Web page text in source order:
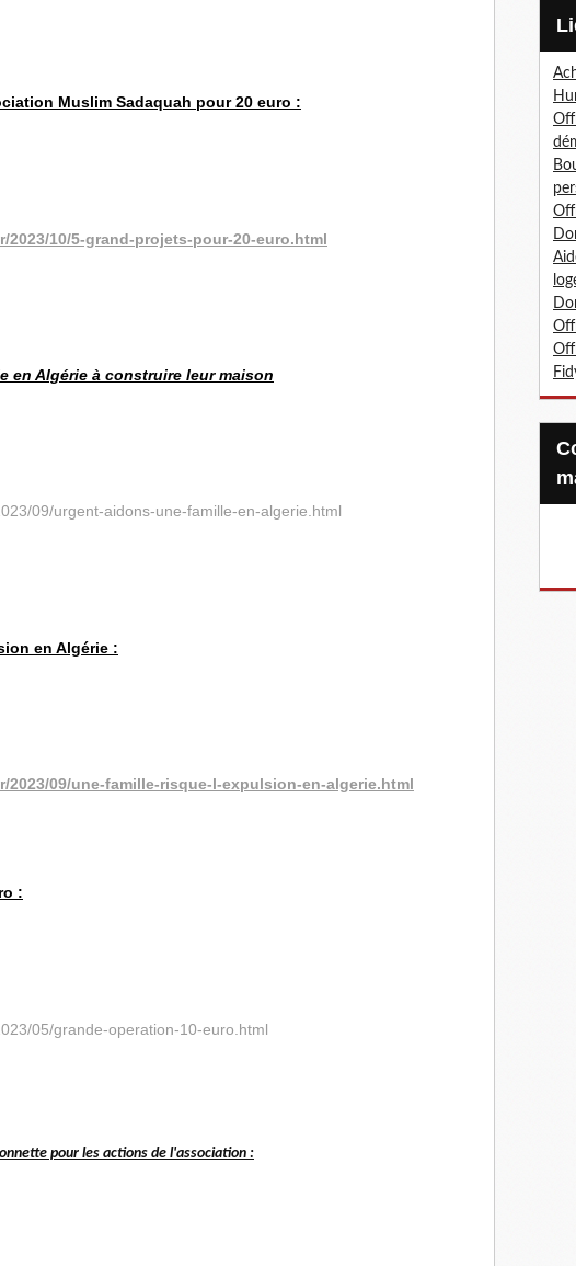
Muslim Sadaquah pour 20 euro :
10/5-grand-projets-pour-20-euro.html
en Algérie à construire leur maison
09/urgent-aidons-une-famille-en-algerie.html
en Algérie :
2023/09/une-famille-risque-l-expulsion-en-algerie.html
:
05/grande-operation-10-euro.html
pour les actions de l'association :
Confiez-nous votre Zakat-al-